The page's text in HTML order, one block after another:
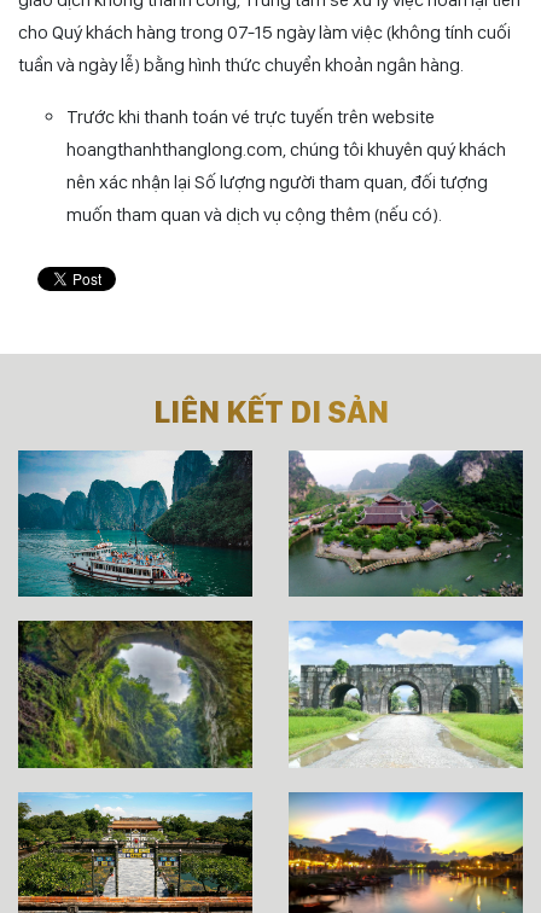
cho Quý khách hàng trong 07-15 ngày làm việc (không tính cuối
tuần và ngày lễ) bằng hình thức chuyển khoản ngân hàng.
Trước khi thanh toán vé trực tuyến trên website
hoangthanhthanglong.com, chúng tôi khuyên quý khách
nên xác nhận lại Số lượng người tham quan, đối tượng
muốn tham quan và dịch vụ cộng thêm (nếu có).
LIÊN KẾT DI SẢN